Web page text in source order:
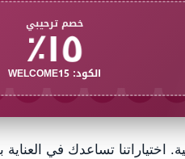
خصم ترحيبي
١٥٪الكود: WELCOME15
اختياراتنا تساعدك في